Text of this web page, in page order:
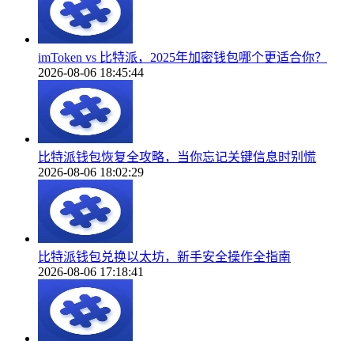
imToken vs 比特派，2025年加密钱包哪个更适合你？
2026-08-06 18:45:44
比特派钱包恢复全攻略，当你忘记关键信息时别慌
2026-08-06 18:02:29
比特派钱包兑换以太坊，新手安全操作全指南
2026-08-06 17:18:41